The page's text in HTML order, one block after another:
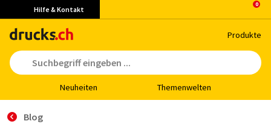
Hilfe & Kontakt
Pro­duk­te
Neu­hei­ten The­men­wel­ten
Blog